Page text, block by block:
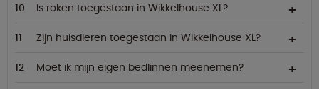
Is roken toegestaan in Wikkelhouse XL?
Zijn huisdieren toegestaan in Wikkelhouse XL?
Moet ik mijn eigen bedlinnen meenemen?